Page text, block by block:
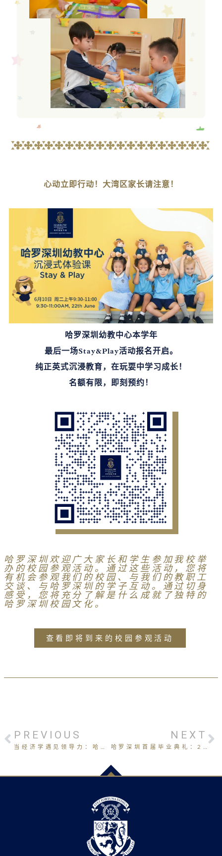
心动立即行动！ 大湾区家长请注意！
哈罗深圳幼教中心本学年
最后一场Stay&Play活动报名开启。
纯正英式沉浸教育， 在玩耍中学习成长！
名额有限，即刻预约！
哈罗深圳欢迎广大家长和学生参加我校举
办的校园参观活动。通过这些活动，您将
有机会参观我们的校园、与我们的教职工
交谈、与哈罗深圳的学子互动。通过切身
感受，您将充分了解是什么成就了独特的
哈罗深圳校园文化。
查看即将到来的校园参观活动
PREVIOUS
当经济学遇见领导力：哈罗深圳如何锤炼未来商业领袖？
NEXT
哈罗深圳首届毕业典礼：27颗星辰启航，5年耕耘铸就荣光